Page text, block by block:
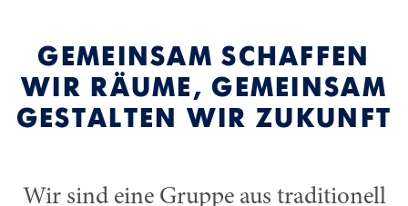
GEMEINSAM SCHAFFEN
WIR RÄUME, GEMEINSAM
GESTALTEN WIR ZUKUNFT
Wir sind eine Gruppe aus traditionell